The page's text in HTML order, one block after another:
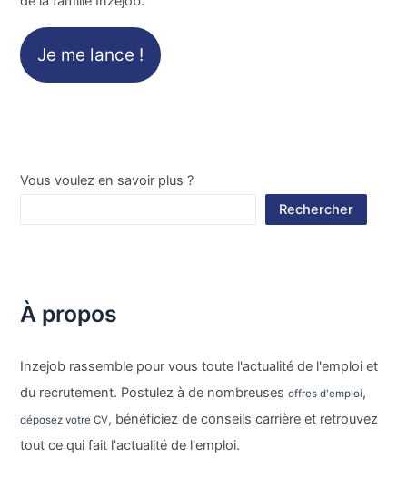
Je me lance !
Vous voulez en savoir plus ?
Rechercher
À propos
Inzejob rassemble pour vous toute l'actualité de l'emploi et
du recrutement. Postulez à de nombreusesoffres d'emploi,
déposez votre CV, bénéficiez de conseils carrière et retrouvez
tout ce qui fait l'actualité de l'emploi.